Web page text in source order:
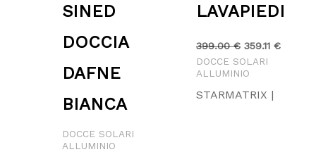
SINED
DOCCIA
DAFNE
BIANCA
DOCCE SOLARI
ALLUMINIO
LAVAPIEDI
399.00€ 359.11 €
DOCCE SOLARI
ALLUMINIO
STARMATRIX |